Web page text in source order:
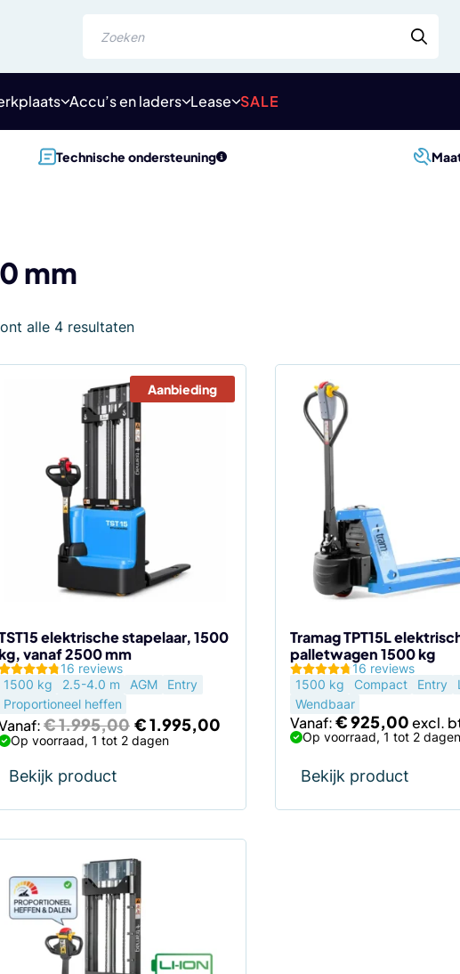
Accu’s en laders Lease SALE
Technische ondersteuning
mm
alle 4 resultatenGesorteerd
populariteit
Aanbieding
elektrische stapelaar, 1500
vanaf 2500 mm
16 reviews
1500 kg
2.5-4.0 m AGM
Entry
Proportioneel heffen
€1.995,00 Oorspronkelijke
prijs
was:
€1.995,00Huidige
€ 1.995,00.
Op voorraad, 1 tot 2 dagen
Bekijk product
meerdere
variaties.
Tramag TPT15L
palletwagen 1500 kg
16 reviews
1500 kg
Compact Entry
Wendbaar
Vanaf:€925,00
Op voorraad, 1 tot 2 dagen
Bekijk product
Dit
product
heeft
meerdere
Deze
optie
gekozen
worden
de
productpagina
Dit
product
heeft
meerdere
variaties.